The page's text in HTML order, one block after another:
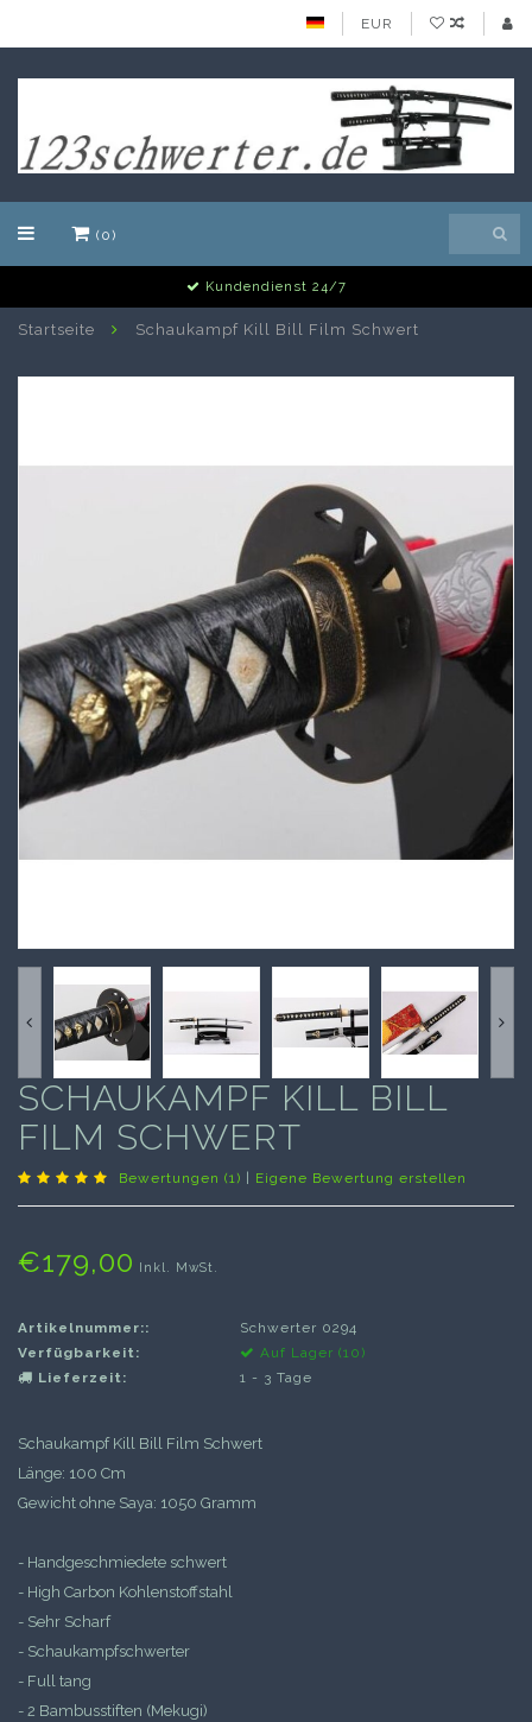
EUR
(0)
Alle Schwerter auf Lager
Startseite Schaukampf Kill Bill Film Schwert
SCHAUKAMPF KILL BILL
FILM SCHWERT
Bewertungen (1) Eigene Bewertung erstellen
€179,00 Inkl. MwSt.
Artikelnummer::
Schwerter 0294
Verfügbarkeit:
Auf Lager (10)
Lieferzeit:
1 - 3 Tage
Schaukampf Kill Bill Film Schwert
Länge: 100 Cm
Gewicht ohne Saya: 1050 Gramm
- Handgeschmiedete schwert
- High Carbon Kohlenstoffstahl
- Sehr Scharf
- Schaukampfschwerter
- Full tang
- 2 Bambusstiften (Mekugi)